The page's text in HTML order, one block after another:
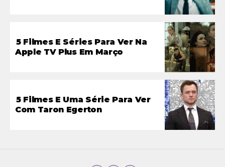
5 Filmes E Séries Para Ver Na
Apple TV Plus Em Março
5 Filmes E Uma Série Para Ver
Com Taron Egerton